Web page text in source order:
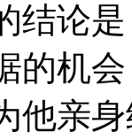
结论
的机
他亲